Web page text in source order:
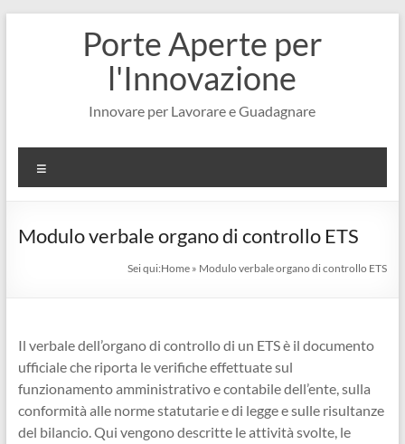
Porte Aperte per
l'Innovazione
Innovare per Lavorare e Guadagnare
Modulo verbale organo di controllo ETS​
Sei qui:Home » Modulo verbale organo di controllo ETS​
Il verbale dell’organo di controllo di un ETS è il documento
ufficiale che riporta le verifiche effettuate sul
funzionamento amministrativo e contabile dell’ente, sulla
conformità alle norme statutarie e di legge e sulle risultanze
del bilancio. Qui vengono descritte le attività svolte, le